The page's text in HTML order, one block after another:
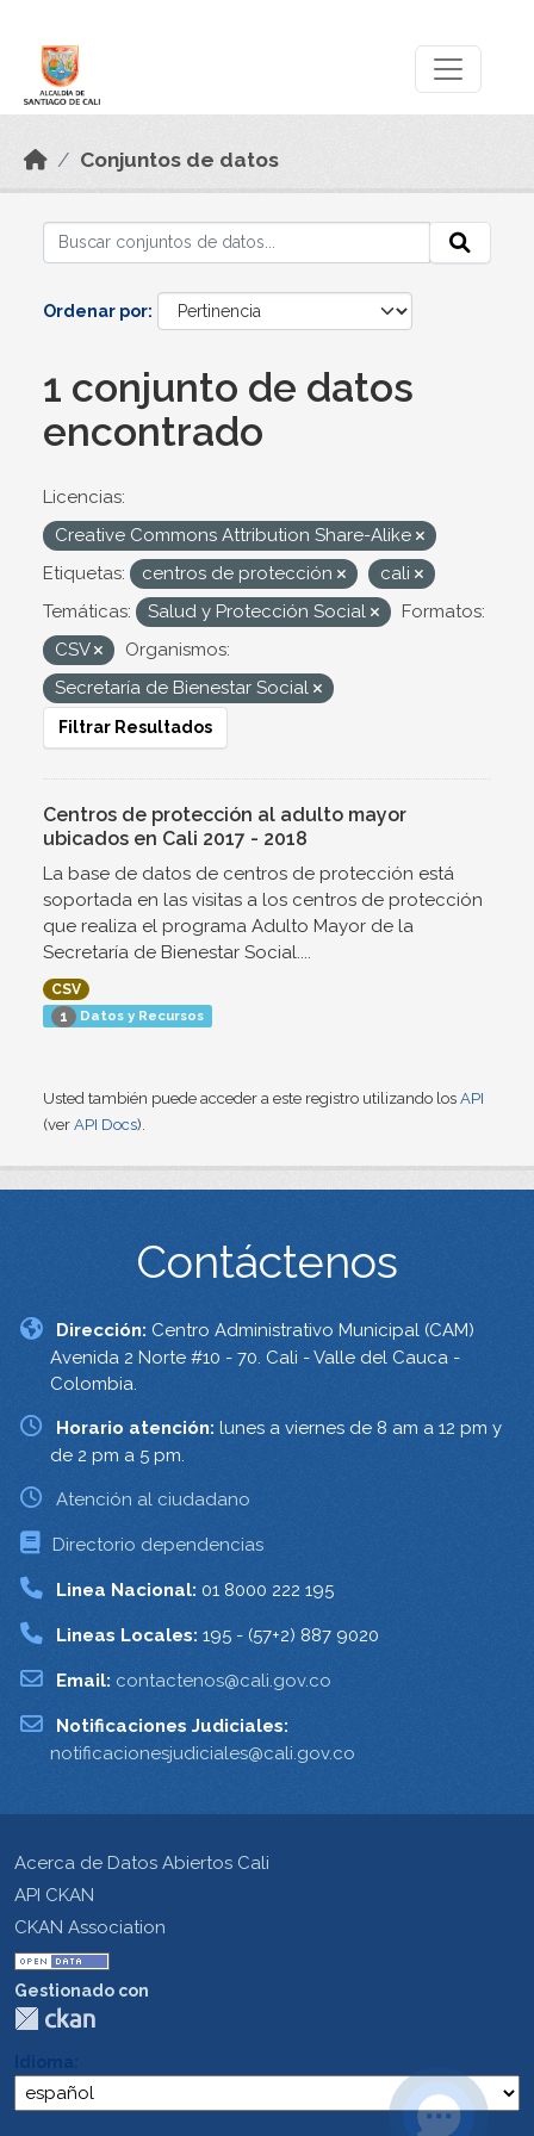
Conjuntos de datos
Ordenar por
1 conjunto de datos
encontrado
Licencias:
Creative Commons Attribution Share-Alike
Etiquetas:
centros de protección
cali
Temáticas:
Salud y Protección Social
Formatos:
CSV
Organismos:
Secretaría de Bienestar Social
Filtrar Resultados
Centros de protección al adulto mayor
ubicados en Cali 2017 - 2018
La base de datos de centros de protección está
soportada en las visitas a los centros de protección
que realiza el programa Adulto Mayor de la
Secretaría de Bienestar Social....
CSV
1 Datos y Recursos
Usted también puede acceder a este registro utilizando los API
(ver API Docs).
Contáctenos
Dirección: Centro Administrativo Municipal (CAM)
Avenida 2 Norte #10 - 70. Cali - Valle del Cauca -
Colombia.
Horario atención: lunes a viernes de 8 am a 12 pm y
de 2 pm a 5 pm.
Atención al ciudadano
Directorio dependencias
Linea Nacional: 01 8000 222 195
Lineas Locales: 195 - (57+2) 887 9020
Email: contactenos@cali.gov.co
Notificaciones Judiciales:
notificacionesjudiciales@cali.gov.co
Acerca de Datos Abiertos Cali
API CKAN
CKAN Association
Gestionado con